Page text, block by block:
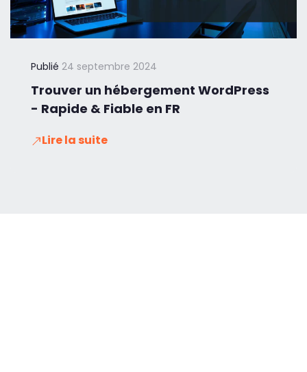
Publié 24 septembre 2024
Trouver un hébergement WordPress
- Rapide & Fiable en FR
Lire la suite